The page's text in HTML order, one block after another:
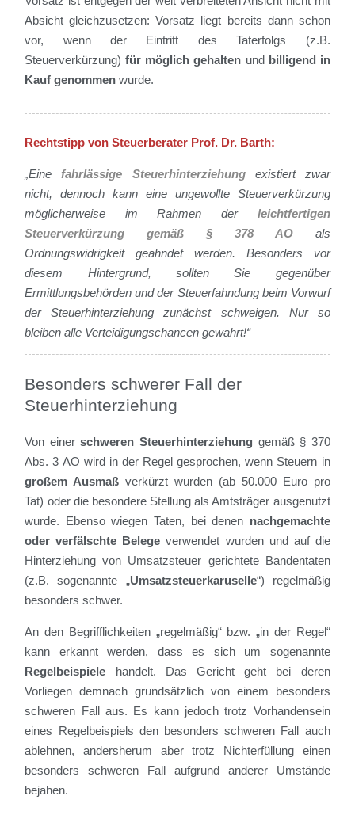
Absicht gleichzusetzen: Vorsatz liegt bereits dann schon
vor, wenn der Eintritt des Taterfolgs (z.B.
Steuerverkürzung)für möglich gehalten und billigend in
Kauf genommen wurde.
Rechtstipp von Steuerberater Prof. Dr. Barth:
„Eine fahrlässige Steuerhinterziehungexistiert zwar
nicht, dennoch kann eine ungewollte Steuerverkürzung
möglicherweise im Rahmen der leichtfertigen
Steuerverkürzung gemäß § 378 AOals
Ordnungswidrigkeit geahndet werden. Besonders vor
diesem Hintergrund, sollten Sie gegenüber
Ermittlungsbehörden und der Steuerfahndung beim Vorwurf
der Steuerhinterziehung zunächst schweigen. Nur so
bleiben alle Verteidigungschancen gewahrt!“
Besonders schwerer Fall der
Steuerhinterziehung
Von einerschweren Steuerhinterziehung gemäß § 370
Abs. 3 AO wird in der Regel gesprochen, wenn Steuern in
großem Ausmaß verkürzt wurden (ab 50.000 Euro pro
Tat) oder die besondere Stellung als Amtsträger ausgenutzt
wurde. Ebenso wiegen Taten, bei denen nachgemachte
oder verfälschte Belege verwendet wurden und auf die
Hinterziehung von Umsatzsteuer gerichtete Bandentaten
(z.B. sogenannte „Umsatzsteuerkaruselle“) regelmäßig
besonders schwer.
An den Begrifflichkeiten „regelmäßig“ bzw. „in der Regel“
kann erkannt werden, dass es sich um sogenannte
Regelbeispiele handelt. Das Gericht geht bei deren
Vorliegen demnach grundsätzlich von einem besonders
schweren Fall aus. Es kann jedoch trotz Vorhandensein
eines Regelbeispiels den besonders schweren Fall auch
ablehnen, andersherum aber trotz Nichterfüllung einen
besonders schweren Fall aufgrund anderer Umstände
bejahen.